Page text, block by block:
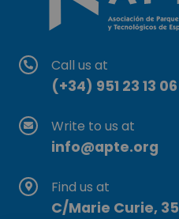
Call us at
(+34) 951 23 13 06
Write to us at
info@apte.org
Find us at
C/Marie Curie, 35